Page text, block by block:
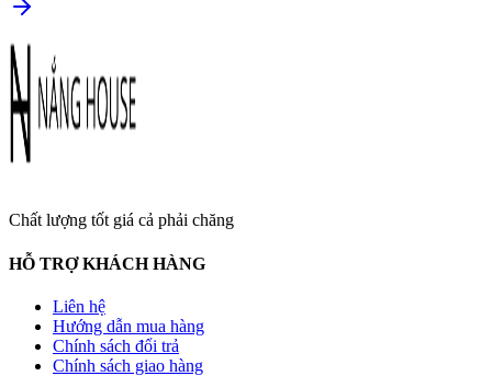
Chất lượng tốt giá cả phải chăng
HỖ TRỢ KHÁCH HÀNG
Liên hệ
Hướng dẫn mua hàng
Chính sách đổi trả
Chính sách giao hàng